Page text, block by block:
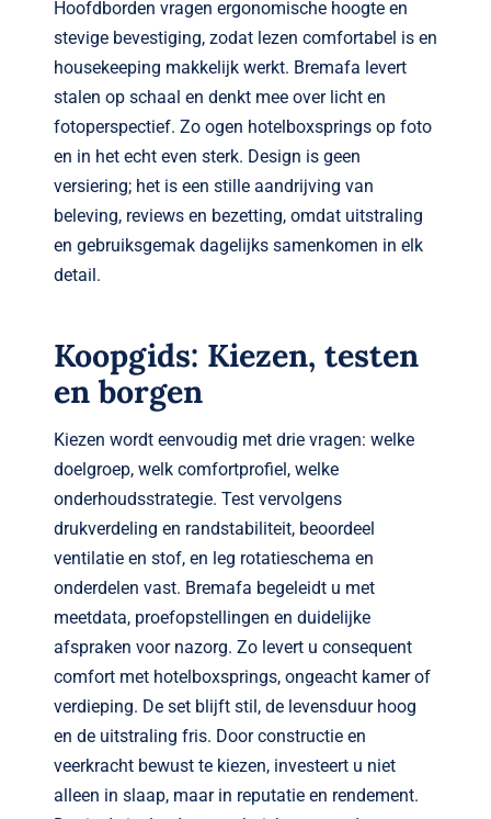
Hoofdborden vragen ergonomische hoogte en
stevige bevestiging, zodat lezen comfortabel is en
housekeeping makkelijk werkt. Bremafa levert
stalen op schaal en denkt mee over licht en
fotoperspectief. Zo ogen hotelboxsprings op foto
en in het echt even sterk. Design is geen
versiering; het is een stille aandrijving van
beleving, reviews en bezetting, omdat uitstraling
en gebruiksgemak dagelijks samenkomen in elk
detail.
Koopgids: Kiezen, testen
en borgen
Kiezen wordt eenvoudig met drie vragen: welke
doelgroep, welk comfortprofiel, welke
onderhoudsstrategie. Test vervolgens
drukverdeling en randstabiliteit, beoordeel
ventilatie en stof, en leg rotatieschema en
onderdelen vast. Bremafa begeleidt u met
meetdata, proefopstellingen en duidelijke
afspraken voor nazorg. Zo levert u consequent
comfort met hotelboxsprings, ongeacht kamer of
verdieping. De set blijft stil, de levensduur hoog
en de uitstraling fris. Door constructie en
veerkracht bewust te kiezen, investeert u niet
alleen in slaap, maar in reputatie en rendement.